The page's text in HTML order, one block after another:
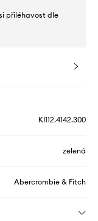
přiléhavost dle
KI112.4142.300
zelená
Abercrombie & Fitch